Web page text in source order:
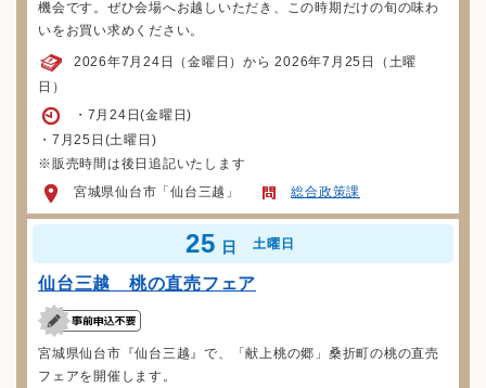
機会です。ぜひ会場へお越しいただき、この時期だけの旬の味わ
いをお買い求めください。
2026年7月24日（金曜日）から 2026年7月25日（土曜
日）
・7月24日(金曜日)
・7月25日(土曜日)
※販売時間は後日追記いたします
宮城県仙台市「仙台三越」
総合政策課
25 日 土曜日
仙台三越 桃の直売フェア
宮城県仙台市『仙台三越』で、「献上桃の郷」桑折町の桃の直売
フェアを開催します。